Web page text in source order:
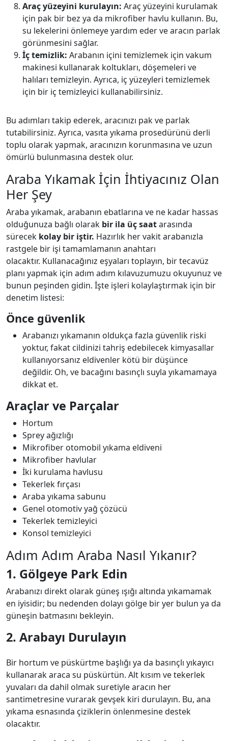
Araç yüzeyini kurulayın: Araç yüzeyini kurulamak
için pak bir bez ya da mikrofiber havlu kullanın. Bu,
su lekelerini önlemeye yardım eder ve aracın parlak
görünmesini sağlar.
İç temizlik: Arabanın içini temizlemek için vakum
makinesi kullanarak koltukları, döşemeleri ve
halıları temizleyin. Ayrıca, iç yüzeyleri temizlemek
için bir iç temizleyici kullanabilirsiniz.
Bu adımları takip ederek, aracınızı pak ve parlak
tutabilirsiniz. Ayrıca, vasıta yıkama prosedürünü derli
toplu olarak yapmak, aracınızın korunmasına ve uzun
ömürlü bulunmasına destek olur.
Araba Yıkamak İçin İhtiyacınız Olan
Her Şey
Araba yıkamak, arabanın ebatlarına ve ne kadar hassas
olduğunuza bağlı olarak bir ila üç saatarasında
sürecek kolay bir iştir. Hazırlık her vakit arabanızla
rastgele bir işi tamamlamanın anahtarı
olacaktır. Kullanacağınız eşyaları toplayın, bir tecavüz
planı yapmak için adım adım kılavuzumuzu okuyunuz ve
bunun peşinden gidin. İşte işleri kolaylaştırmak için bir
denetim listesi:
Önce güvenlik
Arabanızı yıkamanın oldukça fazla güvenlik riski
yoktur, fakat cildinizi tahriş edebilecek kimyasallar
kullanıyorsanız eldivenler kötü bir düşünce
değildir. Oh, ve bacağını basınçlı suyla yıkamamaya
dikkat et.
Araçlar ve Parçalar
Hortum
Sprey ağızlığı
Mikrofiber otomobil yıkama eldiveni
Mikrofiber havlular
İki kurulama havlusu
Tekerlek fırçası
Araba yıkama sabunu
Genel otomotiv yağ çözücü
Tekerlek temizleyici
Konsol temizleyici
Adım Adım Araba Nasıl Yıkanır?
1. Gölgeye Park Edin
Arabanızı direkt olarak güneş ışığı altında yıkamamak
en iyisidir; bu nedenden dolayı gölge bir yer bulun ya da
güneşin batmasını bekleyin.
2. Arabayı Durulayın
Bir hortum ve püskürtme başlığı ya da basınçlı yıkayıcı
kullanarak araca su püskürtün. Alt kısım ve tekerlek
yuvaları da dahil olmak suretiyle aracın her
santimetresine vurarak gevşek kiri durulayın. Bu, ana
yıkama esnasında çiziklerin önlenmesine destek
olacaktır.